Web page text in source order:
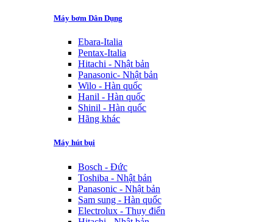
Máy bơm Dân Dụng
Ebara-Italia
Pentax-Italia
Hitachi - Nhật bản
Panasonic- Nhật bản
Wilo - Hàn quốc
Hanil - Hàn quốc
Shinil - Hàn quốc
Hãng khác
Máy hút bụi
Bosch - Đức
Toshiba - Nhật bản
Panasonic - Nhật bản
Sam sung - Hàn quốc
Electrolux - Thụy điển